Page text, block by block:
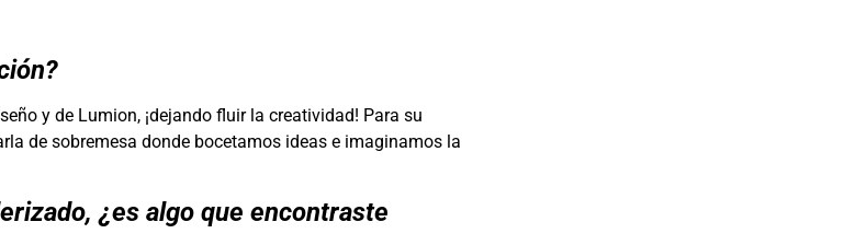
y de Lumion, ¡dejando fluir la creatividad! Para su
de sobremesa donde bocetamos ideas e imaginamos la
¿es algo que encontraste